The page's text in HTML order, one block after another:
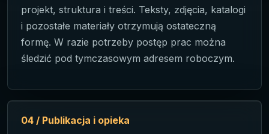
projekt, struktura i treści. Teksty, zdjęcia, katalogi
i pozostałe materiały otrzymują ostateczną
formę. W razie potrzeby postęp prac można
śledzić pod tymczasowym adresem roboczym.
04 / Publikacja i opieka